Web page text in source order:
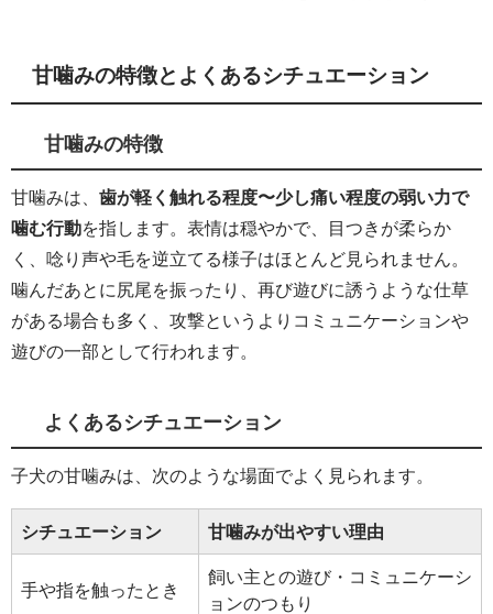
甘噛みの特徴とよくあるシチュエーション
甘噛みの特徴
甘噛みは、 歯が軽く触れる程度〜少し痛い程度の弱い力で
噛む行動を指します。表情は穏やかで、目つきが柔らか
く、唸り声や毛を逆立てる様子はほとんど見られません。
噛んだあとに尻尾を振ったり、再び遊びに誘うような仕草
がある場合も多く、攻撃というよりコミュニケーションや
遊びの一部として行われます。
よくあるシチュエーション
子犬の甘噛みは、次のような場面でよく見られます。
シチュエーション 甘噛みが出やすい理由
手や指を触ったとき
飼い主との遊び・コミュニケーシ
ョンのつもり